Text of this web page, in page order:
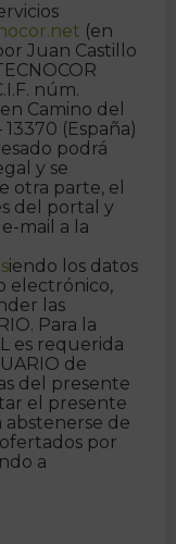
(en
Juan Castillo
núm.
Camino del
(España)
podrá
y se
otra parte, el
del portal y
mail a la
siendo los datos
electrónico,
las
Para la
es requerida
de
del presente
el presente
abstenerse de
por
a